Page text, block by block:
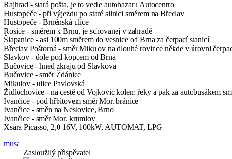
Rajhrad - stará pošta, je to vedle autobazaru Autocentro
Hustopeče - při výjezdu po staré silnici směrem na Břeclav
Hustopeče - Brněnská ulice
Rosice - směrem k Brnu, je schovanej v zahradě
Šlapanice - asi 100m směrem do vesnice od Brna za čerpací stanicí
Břeclav Poštorná - směr Mikulov na dlouhé rovince někde v úrovni
Slavkov - dole pod kopcem od Brna
Bučovice - hned zkraju od Slavkova
Bučovice - směr Ždánice
Mikulov - ulice Pavlovská
Židlochovice - na cestě od Vojkovic kolem řeky a pak za autobusákem
Ivančice - pod hřbitovem směr Mor. bránice
Ivančice - směn na Neslovice, Brno
Ivančice - směr Mor. krumlov
Xsara Picasso, 2,0 16V, 100kW, AUTOMAT, LPG
musa
Zasloužilý přispěvatel